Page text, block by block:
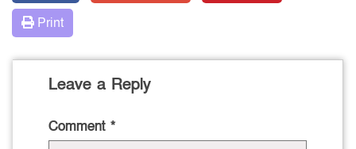
Print
Leave a Reply
Comment *